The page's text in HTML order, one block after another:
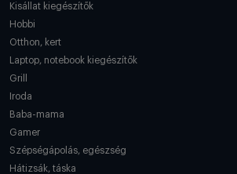
Kisállat kiegészítők
Hobbi
Otthon, kert
Laptop, notebook kiegészítők
Grill
Iroda
Baba-mama
Gamer
Szépségápolás, egészség
Hátizsák, táska